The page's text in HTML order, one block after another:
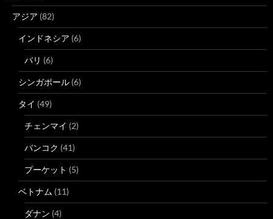
アジア (82)
インドネシア (6)
バリ (6)
シンガポール (6)
タイ (49)
チェンマイ (2)
バンコク (41)
プーケット (5)
ベトナム (11)
ダナン (4)